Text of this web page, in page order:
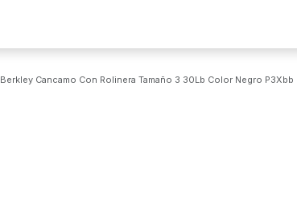
Berkley Cancamo Con Rolinera Tamaño 3 30Lb Color Negro P3Xbb